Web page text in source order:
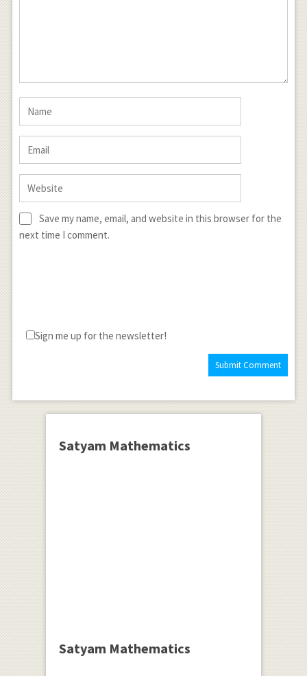
Save my name, email, and website in this browser for the
next time I comment.
Sign me up for the newsletter!
Satyam Mathematics
Satyam Mathematics